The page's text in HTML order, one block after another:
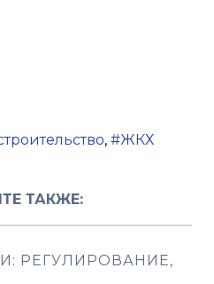
ЖКХ
ТАКЖЕ:
РЕГУЛИРОВАНИЕ,